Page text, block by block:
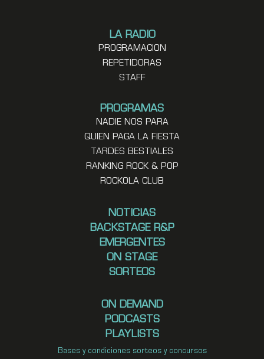
LA RADIO
PROGRAMACION
REPETIDORAS
STAFF
PROGRAMAS
NADIE NOS PARA
QUIEN PAGA LA FIESTA
TARDES BESTIALES
RANKING ROCK & POP
ROCKOLA CLUB
NOTICIAS
BACKSTAGE R&P
EMERGENTES
ON STAGE
SORTEOS
ON DEMAND
PODCASTS
PLAYLISTS
Bases y condiciones sorteos y concursos